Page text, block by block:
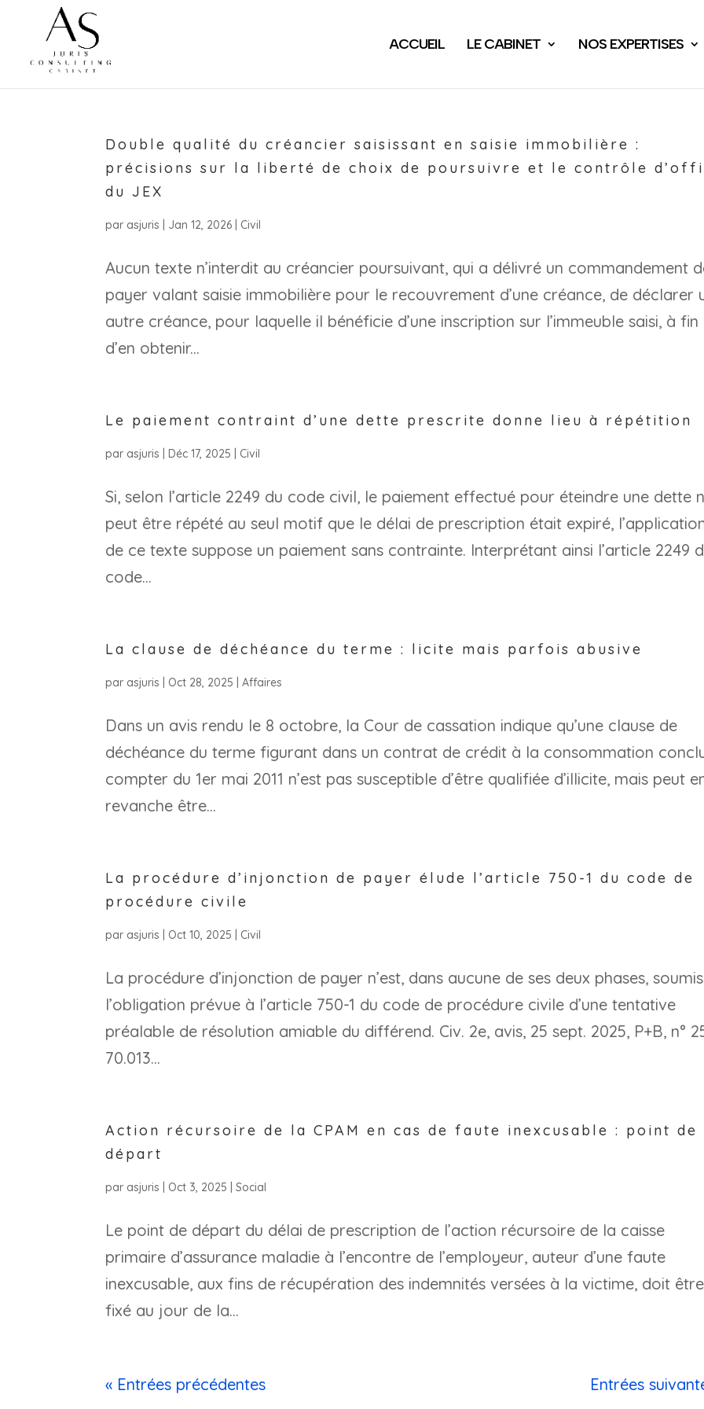
ACCUEIL LE CABINET NOS EXPERTISES
Double qualité du créancier saisissant en saisie immobilière :
précisions sur la liberté de choix de poursuivre et le contrôle
du JEX
par asjuris Jan 12, 2026 Civil
Aucun texte n’interdit au créancier poursuivant, qui a délivré un commandement
payer valant saisie immobilière pour le recouvrement d’une créance, de déclarer
autre créance, pour laquelle il bénéficie d’une inscription sur l’immeuble saisi, à fin
d’en obtenir...
Le paiement contraint d’une dette prescrite donne lieu à répétition
par asjuris |Déc 17, 2025 Civil
Si, selon l’article 2249 du code civil, le paiement effectué pour éteindre une dette
peut être répété au seul motif que le délai de prescription était expiré,
de ce texte suppose un paiement sans contrainte. Interprétant ainsi l’article 2249
code...
La clause de déchéance du terme : licite mais parfois abusive
par asjuris Oct 28, 2025 |Affaires
Dans un avis rendu le 8 octobre, la Cour de cassation indique qu’une clause de
déchéance du terme figurant dans un contrat de crédit à la consommation
compter du 1er mai 2011 n’est pas susceptible d’être qualifiée d’illicite, mais peut
revanche être...
La procédure d’injonction de payer élude l’article 750-1 du code de
procédure civile
par asjuris Oct 10, 2025 Civil
La procédure d’injonction de payer n’est, dans aucune de ses deux phases,
l’obligation prévue à l’article 750-1 du code de procédure civile d’une tentative
préalable de résolution amiable du différend. Civ. 2e, avis, 25 sept. 2025, P+B, n°
70.013...
Action récursoire de la CPAM en cas de faute inexcusable : point de
départ
par asjuris Oct 3, 2025 |Social
Le point de départ du délai de prescription de l’action récursoire de la caisse
primaire d’assurance maladie à l’encontre de l’employeur, auteur d’une faute
inexcusable, aux fins de récupération des indemnités versées à la victime, doit être
fixé au jour de la...
« Entrées précédentes Entrées